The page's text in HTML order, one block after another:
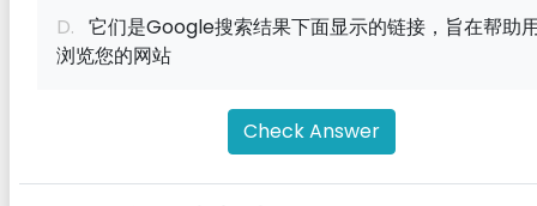
D. 它们是Google搜索结果下面显示的链接，旨在帮助
浏览您的网站
Check Answer